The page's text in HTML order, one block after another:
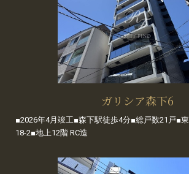
ガリシア森下6
■2026年4月竣工■森下駅徒歩4分■総戸数21戸■
18-2■地上12階 RC造